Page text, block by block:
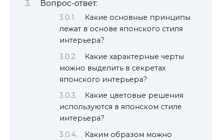
Вопрос-ответ:
Какие основные принципы
лежат в основе японского стиля
интерьера?
Какие характерные черты
можно выделить в секретах
японского интерьера?
Какие цветовые решения
используются в японском стиле
интерьера?
Каким образом можно